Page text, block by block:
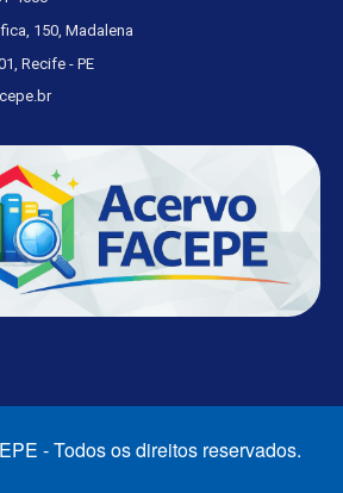
150, Madalena
Recife - PE
- Todos os direitos reservados.